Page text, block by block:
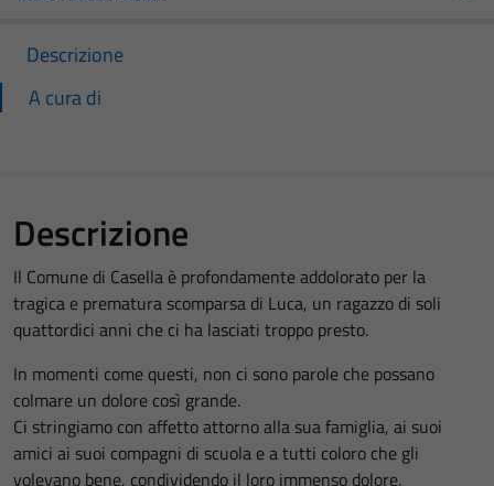
Descrizione
A cura di
Descrizione
Il Comune di Casella è profondamente addolorato per la
tragica e prematura scomparsa di Luca, un ragazzo di soli
quattordici anni che ci ha lasciati troppo presto.
In momenti come questi, non ci sono parole che possano
colmare un dolore così grande.
Ci stringiamo con affetto attorno alla sua famiglia, ai suoi
amici ai suoi compagni di scuola e a tutti coloro che gli
volevano bene, condividendo il loro immenso dolore.